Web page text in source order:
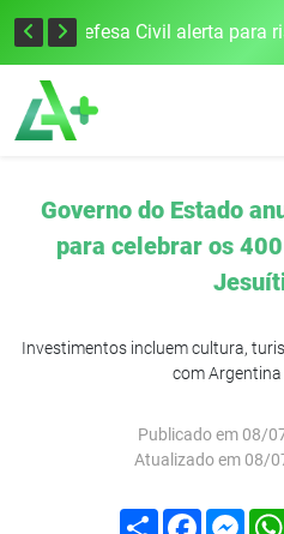
Justiça Eleitoral intensifica preparativos e faz alertas para as Eleições 2026 na 94ª Zona Eleitoral
Governo do Estado
para celebrar os
Investimentos incluem cultura,
com
Publicado em 08/
Atualizado em 08/
Compartilhar
Facebook